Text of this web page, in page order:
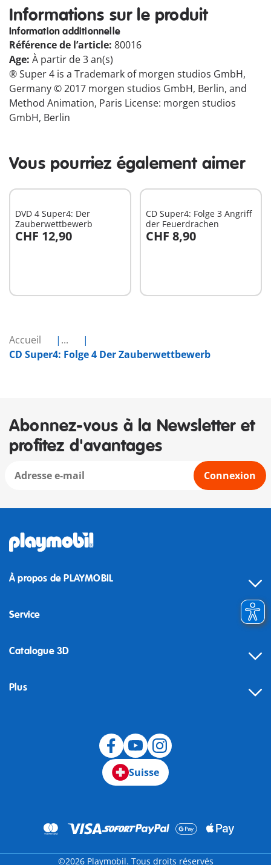
Accueil
...
CD Super4: Folge 4 Der Zauberwettbewerb
Informations sur le produit
Information additionnelle
Référence de l’article: 80016
Age: À partir de 3 an(s)
® Super 4 is a Trademark of morgen studios GmbH,
Germany © 2017 morgen studios GmbH, Berlin, and
Method Animation, Paris License: morgen studios
GmbH, Berlin
Vous pourriez également aimer
DVD 4 Super4: Der
Zauberwettbewerb
CHF 12,90
Au panier
CD Super4: Folge 3 Angriff
der Feuerdrachen
CHF 8,90
Au panier
Abonnez-vous à la Newsletter et
profitez d'avantages
Connexion
À propos de PLAYMOBIL
Service
Catalogue 3D
Plus
Suisse
©2026 Playmobil. Tous droits réservés